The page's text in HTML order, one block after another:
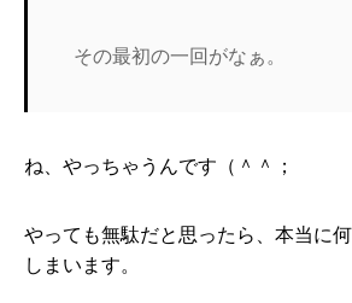
その最初の一回がなぁ。
ね、やっちゃうんです（＾＾；
やっても無駄だと思ったら、本当に
しまいます。